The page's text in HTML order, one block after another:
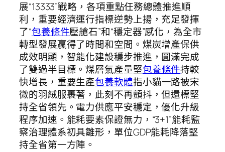
展“13333”戰略，各項重點任務總體推進順
利，重要經濟運行指標逆勢上揚，充足發揮
了“包養條件壓艙石”和“穩定器”感化，為全市
轉型發展贏得了時間和空間。煤炭增產保供
成效明顯，智能化建設穩步推進，圓滿完成
了雙過半目標。煤層氣產量堅包養條件持較
快增長，重要生產包養軟體指小貓一路被宋
微的羽絨服裹著，此刻不再顫抖，但還標堅
持全省領先。電力供應平安穩定，優化升級
程序加速。能耗要素保證無力，“3+1”能耗監
察治理體系初具雛形，單位GDP能耗降落堅
持全省第一方陣。